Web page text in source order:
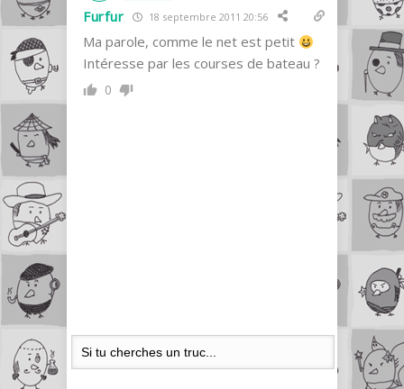
Furfur 18 septembre 2011 20:56
Ma parole, comme le net est petit
Intéresse par les courses de bateau ?
0